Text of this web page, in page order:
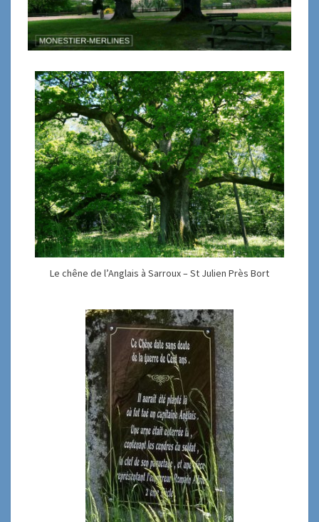
Le chêne de l’Anglais à Sarroux – St Julien Près Bort